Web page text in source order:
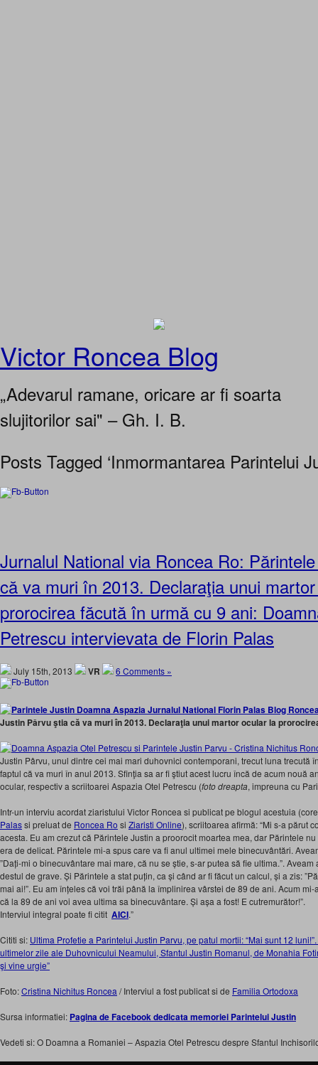
Victor Roncea Blog
„Adevarul ramane, oricare ar fi soarta
slujitorilor sai" – Gh. I. B.
Posts Tagged ‘Inmormantarea Parintelui
Jurnalul National via Roncea Ro:
că va muri în 2013. Declaraţia unui
prorocirea făcută în urmă cu 9 ani:
Petrescu intervievata de Florin Palas
July 15th, 2013 VR 6 Comments »
Justin Pârvu ştia că va muri în 2013. Declaraţia unui martor ocular la
Justin Pârvu, unul dintre cei mai mari duhovnici contemporani, trecut luna trecută
faptul că va muri în anul 2013. Sfinţia sa ar fi ştiut acest lucru încă de acum nouă
ocular, respectiv a scriitoarei Aspazia Otel Petrescu (foto dreapta, impreuna cu
Intr-un interviu acordat ziaristului Victor Roncea si publicat pe blogul acestuia
Palassi preluat de Roncea Ro si Ziaristi Online), scriitoarea afirmă: “Mi s-a părut
acesta. Eu am crezut că Părintele Justin a proorocit moartea mea, dar Părintele
era de delicat. Părintele mi-a spus care va fi anul ultimei mele binecuvântări.
”Dați-mi o binecuvântare mai mare, că nu se știe, s-ar putea să fie ultima.”.
destul de grave. Și Părintele a stat puțin, ca și când ar fi făcut un calcul, și a zis:
mai ai!”. Eu am înțeles că voi trăi până la împlinirea vârstei de 89 de ani. Acum
că la 89 de ani voi avea ultima sa binecuvântare. Și așa a fost! E cutremurător!”.
Interviul integral poate fi citit AICI.”
Cititi si: Ultima Profetie a Parintelui Justin Parvu, pe patul mortii: “Mai sunt 12
ultimelor zile ale Duhovnicului Neamului, Sfantul Justin Romanul, de Monahia
şi vine urgie”
Foto:Cristina Nichitus Roncea / Interviul a fost publicat si de Familia Ortodoxa
Sursa informatiei: Pagina de Facebook dedicata memoriei Parintelui Justin
Vedeti si: O Doamna a Romaniei – Aspazia Otel Petrescu despre Sfantul